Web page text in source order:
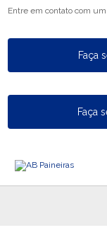
Entre em contato com
Faça
Faça